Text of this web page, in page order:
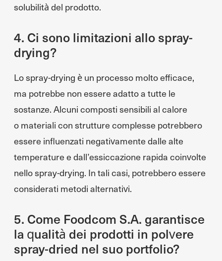
solubilità del prodotto.
4. Ci sono limitazioni allo spray-
drying?
Lo spray-drying è un processo molto efficace,
ma potrebbe non essere adatto a tutte le
sostanze. Alcuni composti sensibili al calore
o materiali con strutture complesse potrebbero
essere influenzati negativamente dalle alte
temperature e dall’essiccazione rapida coinvolte
nello spray-drying. In tali casi, potrebbero essere
considerati metodi alternativi.
5. Come Foodcom S.A. garantisce
la qualità dei prodotti in polvere
spray-dried nel suo portfolio?